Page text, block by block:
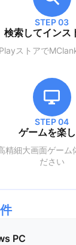
STEP 03
検索してインス
PlayストアでM
STEP 04
ゲームを楽
精細大画面ゲーム
ださい
PC